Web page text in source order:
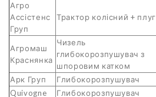
Агро
Ассістенс
Груп
Трактор колісний + плуг
Агромаш
Краснянка
Чизель
глибокорозпушувач з
шпоровим катком
Арк Груп Глибокорозпушувач
Quivogne
Глибокорозпушувач